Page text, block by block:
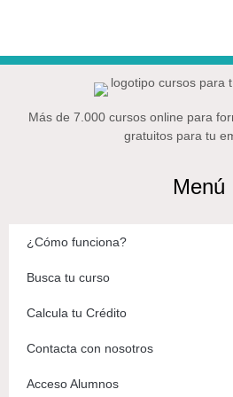
Más de 7.000 cursos online para
gratuitos para tu
Menú
¿Cómo funciona?
Busca tu curso
Calcula tu Crédito
Contacta con nosotros
Acceso Alumnos